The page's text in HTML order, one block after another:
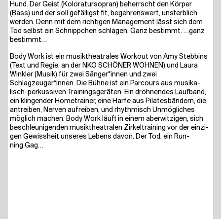
Hund. Der Geist (Kolo­ra­tur­so­pran) beherrscht den Kör­per
(Bass) und der soll gefäl­ligst fit, begeh­rens­wert, unsterb­lich
wer­den. Denn mit dem rich­ti­gen Manage­ment lässt sich dem
Tod selbst ein Schnipp­chen schla­gen. Ganz bestimmt. …ganz
bestimmt…
Body Work ist ein musik­thea­tra­les Work­out von Amy Steb­bins
(Text und Regie, an der NKO SCHÖ­NER WOH­NEN) und Lau­ra
Wink­ler (Musik) für zwei Sänger*innen und zwei
Schlagzeuger*innen. Die Büh­ne ist ein Par­cours aus musi­ka­
lisch-per­kus­si­ven Trai­nings­ge­rä­ten. Ein dröh­nen­des Lauf­band,
ein klin­gen­der Home­trai­ner, eine Har­fe aus Pila­tes­bän­dern, die
antrei­ben, Ner­ven auf­rei­ben, und rhyth­misch Unmög­li­ches
mög­lich machen. Body Work läuft in einem aber­wit­zi­gen, sich
beschleu­ni­gen­den musik­thea­tra­len Zir­kel­trai­ning vor der ein­zi­
gen Gewiss­heit unse­res Lebens davon. Der Tod, ein Run­
ning Gag…